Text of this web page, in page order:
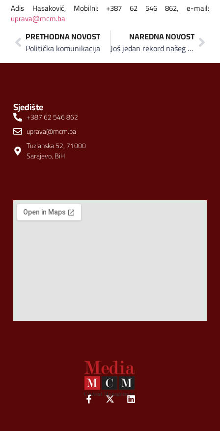
Adis Hasaković, Mobilni: +387 62 546 862, e-mail:
uprava@mcm.ba
PRETHODNA NOVOST
Politička komunikacija
NAREDNA NOVOST
Još jedan rekord našeg klijenta
Sjedište
+387 62 546 862
uprava@mcm.ba
Tuzlanska 52, 71000
Sarajevo, BiH